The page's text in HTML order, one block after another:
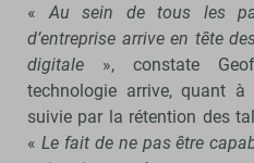
«Au sein de tous les
d’entreprise arrive en tête
digitale », constate
technologie arrive, quant
suivie par la rétention des
« Le fait de ne pas être